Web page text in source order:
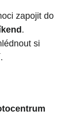
zapojit do
.
si